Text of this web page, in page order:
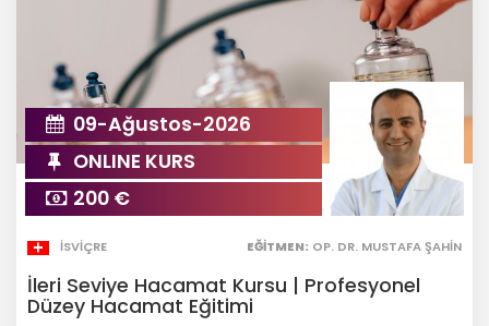
09-Ağustos-2026
ONLINE KURS
200 €
İSVIÇRE EĞITMEN: OP. DR. MUSTAFA ŞAHIN
İleri Seviye Hacamat Kursu | Profesyonel
Düzey Hacamat Eğitimi